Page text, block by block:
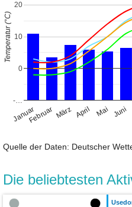
JanuarFebruar März April Mai Juni
-…
0
10
20
Temperatur (°C)
Quelle der Daten: Deutscher
Die beliebtesten